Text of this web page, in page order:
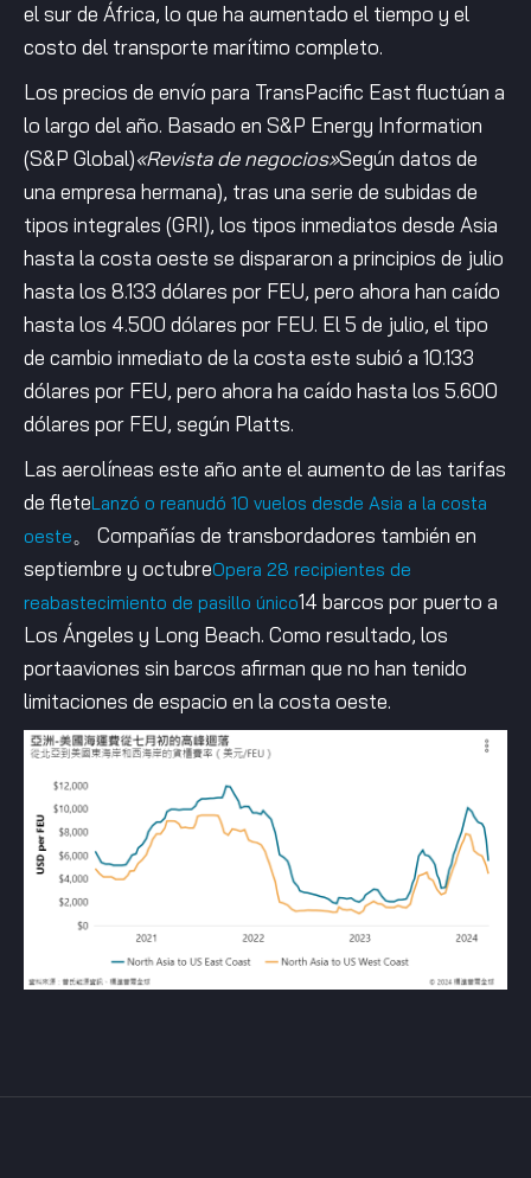
el sur de África, lo que ha aumentado el tiempo y el
costo del transporte marítimo completo.
Los precios de envío para TransPacific East fluctúan a
lo largo del año. Basado en S&P Energy Information
(S&P Global)«Revista de negocios»Según datos de
una empresa hermana), tras una serie de subidas de
tipos integrales (GRI), los tipos inmediatos desde Asia
hasta la costa oeste se dispararon a principios de julio
hasta los 8.133 dólares por FEU, pero ahora han caído
hasta los 4.500 dólares por FEU. El 5 de julio, el tipo
de cambio inmediato de la costa este subió a 10.133
dólares por FEU, pero ahora ha caído hasta los 5.600
dólares por FEU, según Platts.
Las aerolíneas este año ante el aumento de las tarifas
de fleteLanzó o reanudó 10 vuelos desde Asia a la costa
oeste。 Compañías de transbordadores también en
septiembre y octubreOpera 28 recipientes de
reabastecimiento de pasillo único14 barcos por puerto a
Los Ángeles y Long Beach. Como resultado, los
portaaviones sin barcos afirman que no han tenido
limitaciones de espacio en la costa oeste.